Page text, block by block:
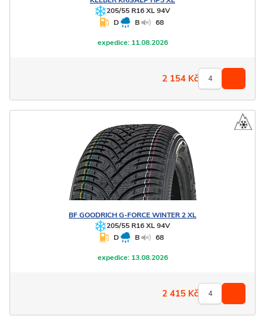
205/55 R16 XL 94V
D
B 68
expedice:11.08.2026
2 154 Kč
BF GOODRICHG-FORCE WINTER 2 XL
205/55 R16 XL 94V
D
B 68
expedice:13.08.2026
2 415 Kč